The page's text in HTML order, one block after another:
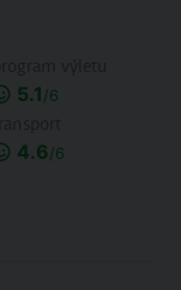
5.1 /6
4.6/6